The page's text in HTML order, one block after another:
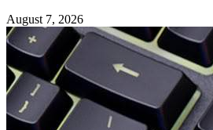
August 7, 2026